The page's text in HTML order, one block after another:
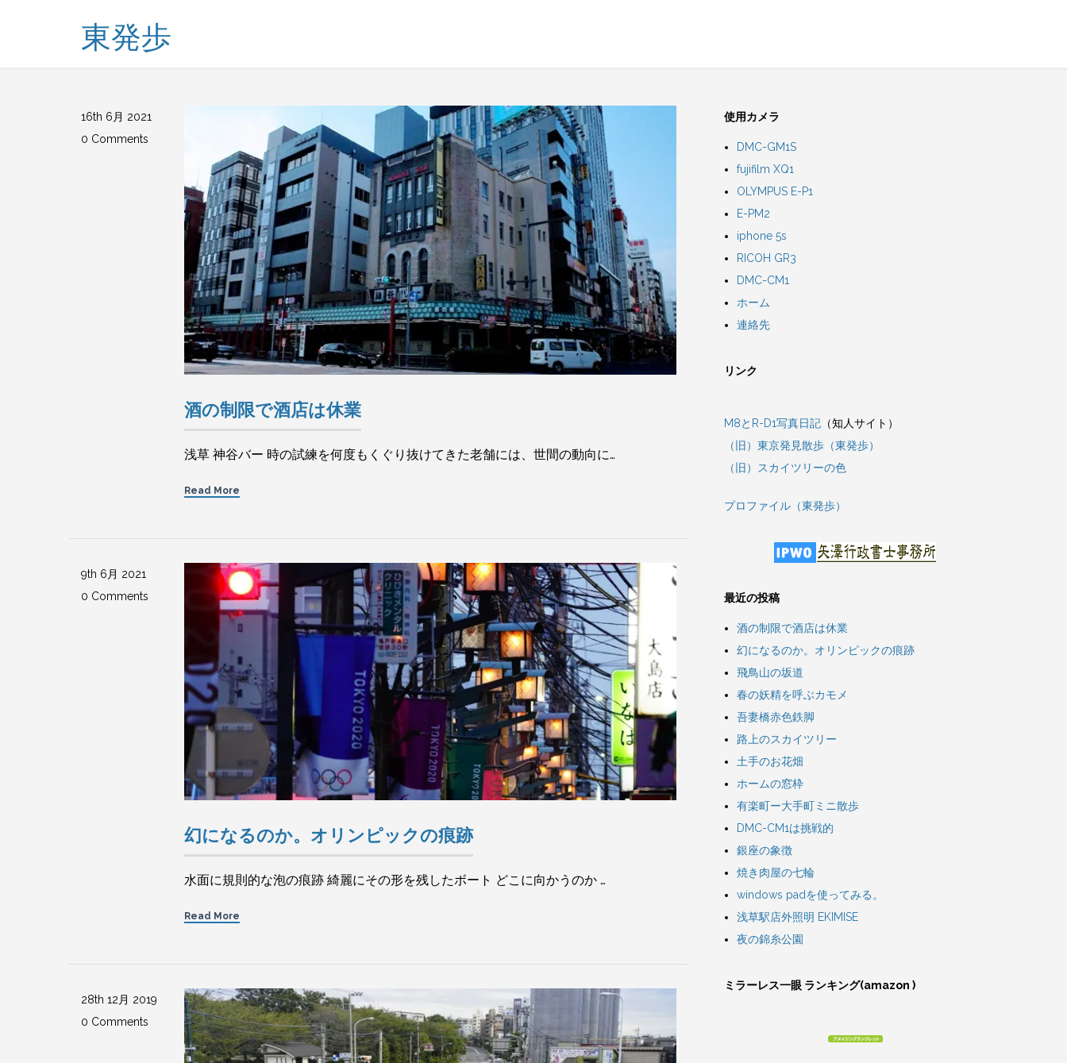
東発歩
16th 6月 2021
0 Comments
酒の制限で酒店は休業
浅草 神谷バー 時の試練を何度もくぐり抜けてきた老舗には、世間の動向に…
Read More
9th 6月 2021
0 Comments
幻になるのか。オリンピックの痕跡
水面に規則的な泡の痕跡 綺麗にその形を残したボート どこに向かうのか …
Read More
28th 12月 2019
0 Comments
使用カメラ
DMC-GM1S
fujifilm XQ1
OLYMPUS E-P1
E-PM2
iphone 5s
RICOH GR3
DMC-CM1
ホーム
連絡先
リンク
M8とR-D1写真日記 （知人サイト）
（旧）東京発見散歩（東発歩）
（旧）スカイツリーの色
プロファイル（東発歩）
最近の投稿
酒の制限で酒店は休業
幻になるのか。オリンピックの痕跡
飛鳥山の坂道
春の妖精を呼ぶカモメ
吾妻橋赤色鉄脚
路上のスカイツリー
土手のお花畑
ホームの窓枠
有楽町ー大手町ミニ散歩
DMC-CM1は挑戦的
銀座の象徴
焼き肉屋の七輪
windows padを使ってみる。
浅草駅店外照明 EKIMISE
夜の錦糸公園
ミラーレス一眼 ランキング(amazon )